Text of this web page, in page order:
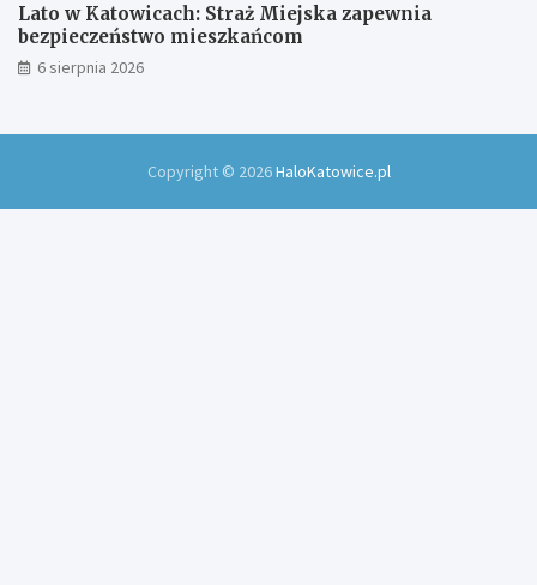
Lato w Katowicach: Straż Miejska zapewnia
bezpieczeństwo mieszkańcom
6 sierpnia 2026
Copyright © 2026HaloKatowice.pl